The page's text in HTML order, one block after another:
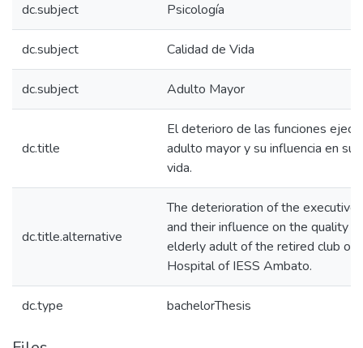
dc.subject Psicología
dc.subject Calidad de Vida
dc.subject Adulto Mayor
dc.title
El deterioro de las funciones
adulto mayor y su influencia en su
vida.
dc.title.alternative
The deterioration of the executive
and their influence on the quality
elderly adult of the retired club of
Hospital of IESS Ambato.
dc.type bachelorThesis